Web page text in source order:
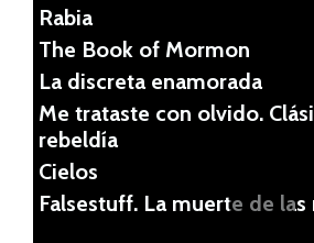
Rabia
The Book of Mormon
La discreta enamorada
Me trataste con olvido.
rebeldía
Cielos
Falsestuff. La muerte de las
Pr
evi
ou
s